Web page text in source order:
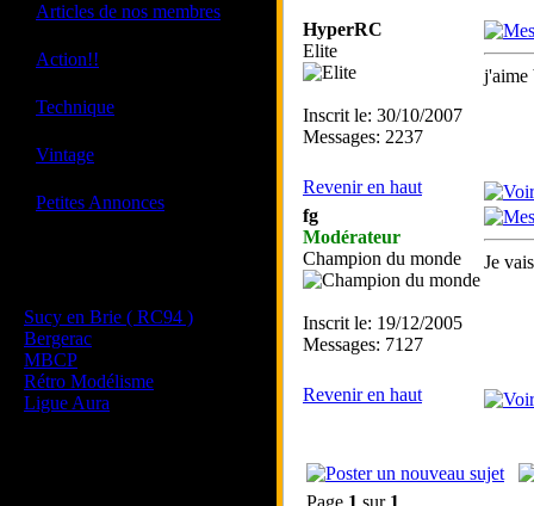
Articles de nos membres
Action!!
Technique
Vintage
Petites Annonces
Sucy en Brie ( RC94 )
Bergerac
MBCP
Rétro Modélisme
Ligue Aura
HyperRC
Elite
Inscrit le: 30/10/2007
Messages: 2237
j'aime
Revenir en haut
fg
Modérateur
Champion du monde
Inscrit le: 19/12/2005
Messages: 7127
Je
Revenir en haut
Page 1 sur 1